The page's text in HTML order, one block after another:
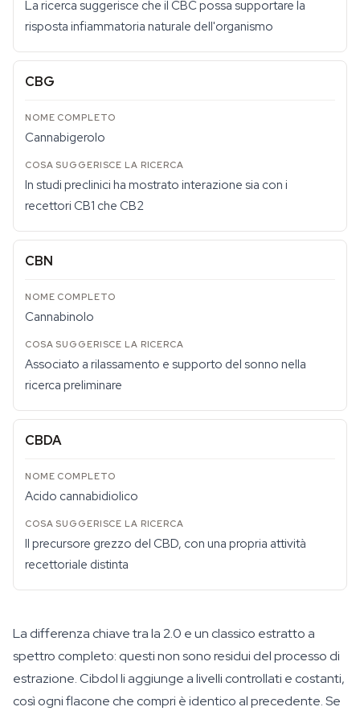
La ricerca suggerisce che il CBC possa supportare la
risposta infiammatoria naturale dell'organismo
CBG
Cannabigerolo
In studi preclinici ha mostrato interazione sia con i
recettori CB1 che CB2
CBN
Cannabinolo
Associato a rilassamento e supporto del sonno nella
ricerca preliminare
CBDA
Acido cannabidiolico
Il precursore grezzo del CBD, con una propria attività
recettoriale distinta
La differenza chiave tra la 2.0 e un classico estratto a
spettro completo: questi non sono residui del processo di
estrazione. Cibdol li aggiunge a livelli controllati e costanti,
così ogni flacone che compri è identico al precedente. Se